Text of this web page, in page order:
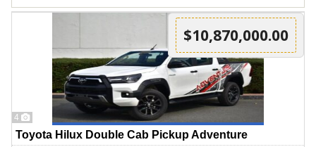
4
$10,870,000.00
Toyota Hilux Double Cab Pickup Adventure